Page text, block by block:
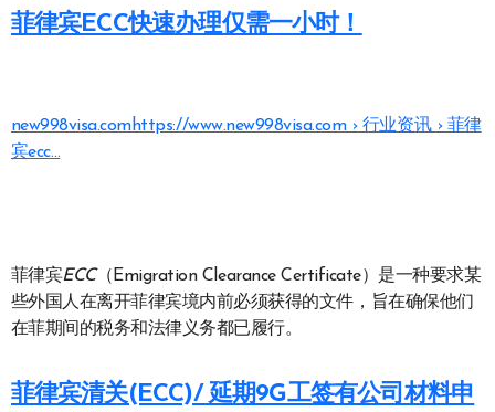
菲律宾ECC快速办理仅需一小时！
new998visa.comhttps://www.new998visa.com › 行业资讯 › 菲律
宾ecc…
菲律宾ECC（Emigration Clearance Certificate）是一种要求某
些外国人在离开菲律宾境内前必须获得的文件，旨在确保他们
在菲期间的税务和法律义务都已履行。
菲律宾清关(ECC)/ 延期9G工签有公司材料申